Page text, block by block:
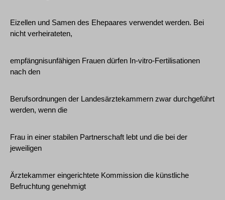
Eizellen und Samen des Ehepaares verwendet werden. Bei
nicht verheirateten,
empfängnisunfähigen Frauen dürfen In-vitro-Fertilisationen
nach den
Berufsordnungen der Landesärztekammern zwar durchgeführt
werden, wenn die
Frau in einer stabilen Partnerschaft lebt und die bei der
jeweiligen
Ärztekammer eingerichtete Kommission die künstliche
Befruchtung genehmigt